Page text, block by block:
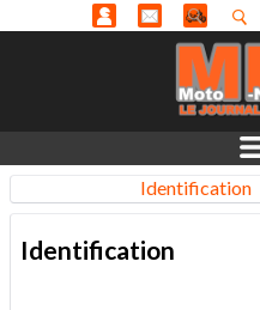
Identification
Identification